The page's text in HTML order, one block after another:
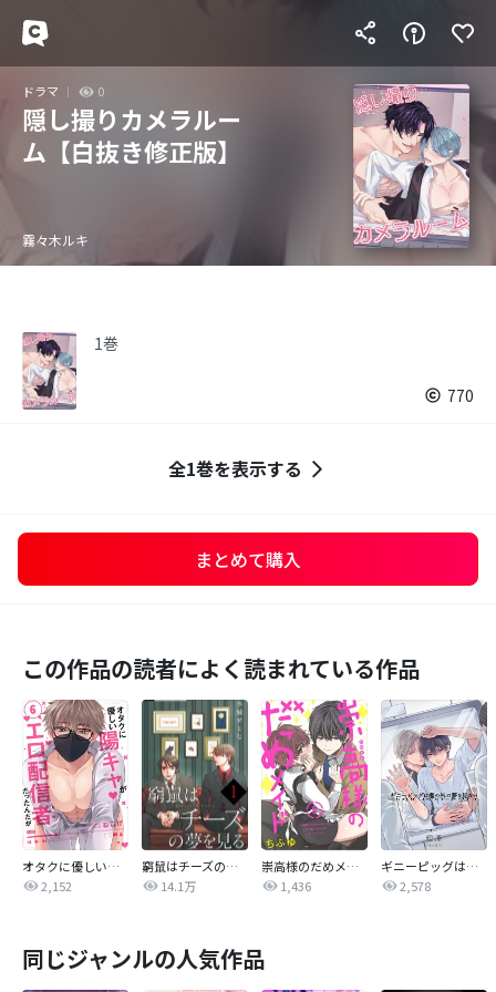
ドラマ 0
隠し撮りカメラルー
ム【白抜き修正版】
霧々木ルキ
1巻
770
全1巻を表示する
まとめて購入
この作品の読者によく読まれている作品
オタクに優しい陽キャがエロ配信者だったんだが【単話売】
2,152
窮鼠はチーズの夢を見る【単話】
14.1万
崇高様のだめメイド 【単話売】
1,436
ギニーピッグは檻の外の夢を見ない【単話売】
2,578
同じジャンルの人気作品